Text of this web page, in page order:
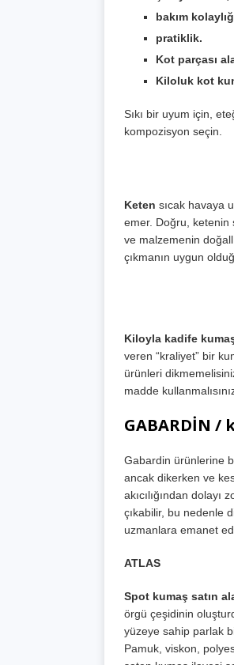
bakım
pratiklik.
Kot parçası
Kiloluk kot
Sıkı bir uyum için,
kompozisyon seçin.
Keten sıcak havaya
emer. Doğru, ketenin
ve malzemenin
çıkmanın uygun
Kiloyla kadife
veren “kraliyet” bir
ürünleri
madde
GABARDİN
Gabardin ürünlerine
ancak dikerken ve
akıcılığından dolayı
çıkabilir, bu nedenle
uzmanlara emanet
ATLAS
Spot kumaş satın
örgü çeşidinin
yüzeye sahip parlak
Pamuk, viskon,